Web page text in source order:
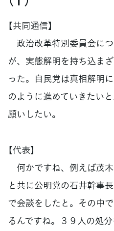
【共同通信】
政治改革特別委員会に
が、実態解明を持ち込ま
った。自民党は真相解明
のように進めていきたい
願いしたい。
【代表】
何かですね、例えば茂
と共に公明党の石井幹事
で会談をしたと。その中
るんですね。３９人の処